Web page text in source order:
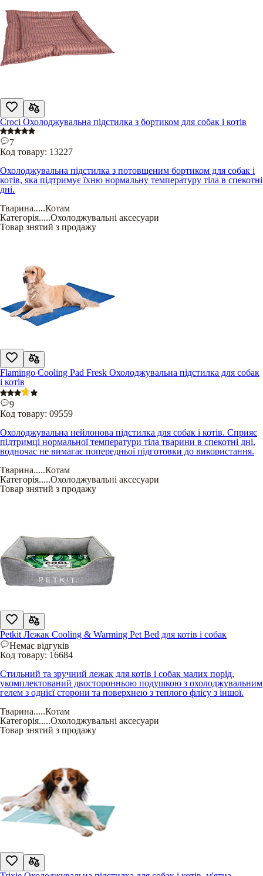
Croci Охолоджувальна підстилка з бортиком для собак і котів
7
Код товару: 13227
Охолоджувальна підстилка з потовщеним бортиком для собак і
котів, яка підтримує їхню нормальну температуру тіла в спекотні
дні.
Тварина.....Котам
Категорія.....Охолоджувальні аксесуари
Товар знятий з продажу
Flamingo Cooling Pad Fresk Охолоджувальна підстилка для собак
і котів
9
Код товару: 09559
Охолоджувальна нейлонова підстилка для собак і котів. Сприяє
підтримці нормальної температури тіла тварини в спекотні дні,
водночас не вимагає попередньої підготовки до використання.
Тварина.....Котам
Категорія.....Охолоджувальні аксесуари
Товар знятий з продажу
Petkit Лежак Cooling & Warming Pet Bed для котів і собак
Немає відгуків
Код товару: 16684
Стильний та зручний лежак для котів і собак малих порід,
укомплектований двосторонньою подушкою з охолоджувальним
гелем з однієї сторони та поверхнею з теплого флісу з іншої.
Тварина.....Котам
Категорія.....Охолоджувальні аксесуари
Товар знятий з продажу